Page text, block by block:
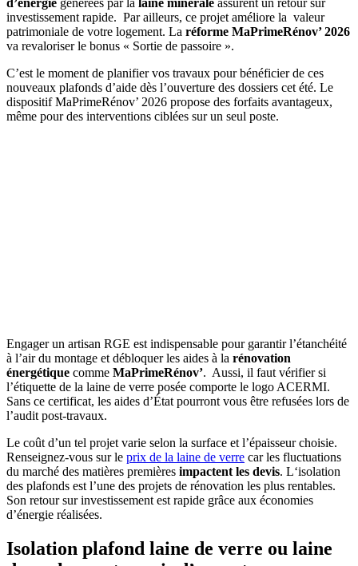
d’énergie générées par la laine minérale assurent un retour sur
investissement rapide. Par ailleurs, ce projet améliore la valeur
patrimoniale de votre logement. La réforme MaPrimeRénov’ 2026
va revaloriser le bonus « Sortie de passoire ».
C’est le moment de planifier vos travaux pour bénéficier de ces
nouveaux plafonds d’aide dès l’ouverture des dossiers cet été. Le
dispositif MaPrimeRénov’ 2026 propose des forfaits avantageux,
même pour des interventions ciblées sur un seul poste.
Engager un artisan RGE est indispensable pour garantir l’étanchéité
à l’air du montage et débloquer les aides à la rénovation
énergétique comme MaPrimeRénov’. Aussi, il faut vérifier si
l’étiquette de la laine de verre posée comporte le logo ACERMI.
Sans ce certificat, les aides d’État pourront vous être refusées lors de
l’audit post-travaux.
Le coût d’un tel projet varie selon la surface et l’épaisseur choisie.
Renseignez-vous sur le prix de la laine de verre car les fluctuations
du marché des matières premières impactent les devis. L‘isolation
des plafonds est l’une des projets de rénovation les plus rentables.
Son retour sur investissement est rapide grâce aux économies
d’énergie réalisées.
Isolation plafond laine de verre ou laine